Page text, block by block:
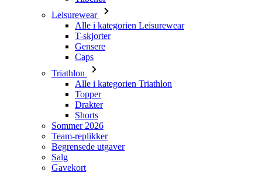
Leisurewear
Alle i kategorien Leisurewear
T-skjorter
Gensere
Caps
Triathlon
Alle i kategorien Triathlon
Topper
Drakter
Shorts
Sommer 2026
Team-replikker
Begrensede utgaver
Salg
Gavekort